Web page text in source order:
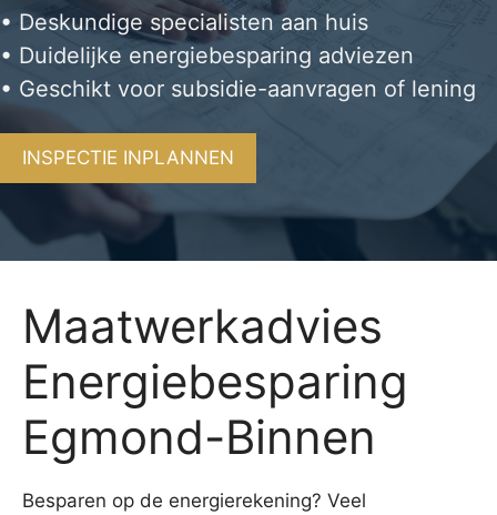
• Deskundige specialisten aan huis
• Duidelijke energiebesparing adviezen
• Geschikt voor subsidie-aanvragen of lening
INSPECTIE INPLANNEN
Maatwerkadvies
Energiebesparing
Egmond-Binnen
Besparen op de energierekening? Veel